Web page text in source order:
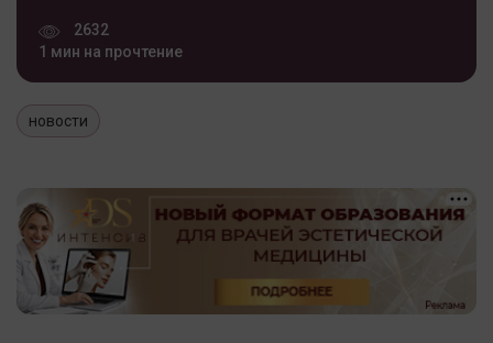
2632
1 мин на прочтение
новости